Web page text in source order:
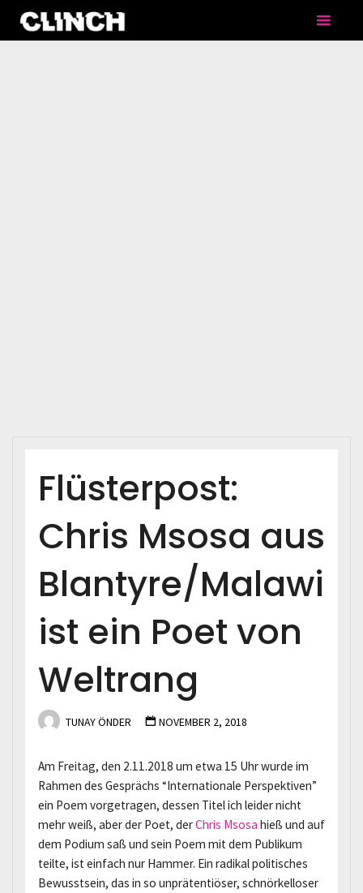
Flüsterpost:
Chris Msosa aus
Blantyre/Malawi
ist ein Poet von
Weltrang
TUNAY ÖNDER NOVEMBER 2, 2018
Am Freitag, den 2.11.2018 um etwa 15 Uhr wurde im
Rahmen des Gesprächs “Internationale Perspektiven”
ein Poem vorgetragen, dessen Titel ich leider nicht
mehr weiß, aber der Poet, derChris Msosa hieß und auf
dem Podium saß und sein Poem mit dem Publikum
teilte, ist einfach nur Hammer. Ein radikal politisches
Bewusstsein, das in so unprätentiöser, schnörkelloser